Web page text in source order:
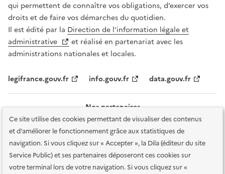
Ce site utilise des cookies permettant de visualiser des contenus
et d'améliorer le fonctionnement grâce aux statistiques de
navigation. Si vous cliquez sur « Accepter », la Dila (éditeur du site
Service Public) et ses partenaires déposeront ces cookies sur
votre terminal lors de votre navigation. Si vous cliquez sur «
qui permettent de connaître vos obligations, d’exercer vos
droits et de faire vos démarches du quotidien.
Il est édité par la Direction de l’information légale et
administrative
et réalisé en partenariat avec les
administrations nationales et locales.
legifrance.gouv.fr info.gouv.fr data.gouv.fr
Nos partenaires
Plan du site Accessibilité : totalement conforme Accessibilité des